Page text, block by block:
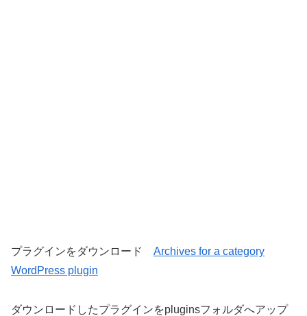
プラグインをダウンロード Archives for a category
WordPress plugin
ダウンロードしたプラグインをpluginsフォルダへアップ